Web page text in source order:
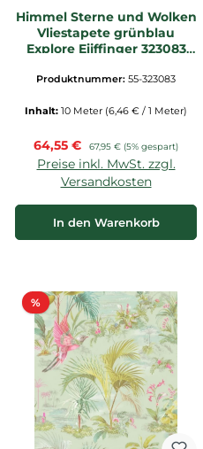
Himmel Sterne und Wolken
Vliestapete grünblau
Explore Eijffinger 323083
Produktnummer: 55-323083
Inhalt: 10 Meter (6,46 € / 1 Meter)
Verkaufspreis:
64,55 € Regulärer Preis:
67,95 € (5% gespart)
Preise inkl. MwSt. zzgl.
Versandkosten
In den Warenkorb
%Rabatt